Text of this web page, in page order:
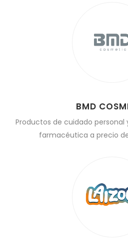
BMD
Productos de cuidado
farmacéutica a precio